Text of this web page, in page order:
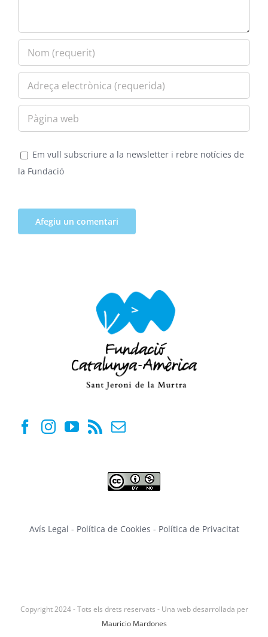
Em vull subscriure a la newsletter i rebre notícies de
la Fundació
Avís Legal - Política de Cookies - Política de Privacitat
Copyright 2024 - Tots els drets reservats - Una web desarrollada per
Mauricio Mardones